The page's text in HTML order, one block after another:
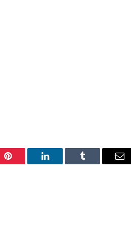
Pinterest LinkedIn Tumblr